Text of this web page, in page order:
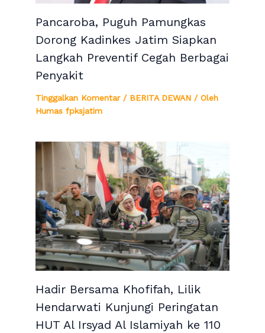
Pancaroba, Puguh Pamungkas
Dorong Kadinkes Jatim Siapkan
Langkah Preventif Cegah Berbagai
Penyakit
Tinggalkan Komentar / BERITA DEWAN / Oleh
Humas fpksjatim
Hadir Bersama Khofifah, Lilik
Hendarwati Kunjungi Peringatan
HUT Al Irsyad Al Islamiyah ke 110